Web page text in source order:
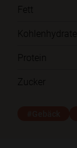
Fett
Kohlenhydrate
Protein
Zucker